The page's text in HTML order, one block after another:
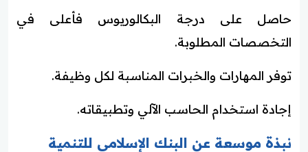
حاصل على درجة البكالوريوس فأعلى في
التخصصات المطلوبة.
توفر المهارات والخبرات المناسبة لكل وظيفة.
إجادة استخدام الحاسب الآلي وتطبيقاته.
نبذة موسعة عن البنك الإسلامي للتنمية